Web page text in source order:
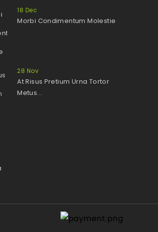
18 Dec
Morbi Condimentum Molestie
28 Nov
At Risus Pretium Urna Tortor
Metus...